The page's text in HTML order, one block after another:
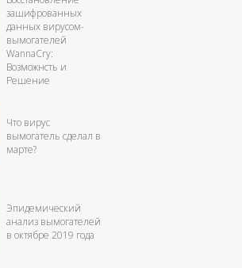
зашифрованных
данных вирусом-
вымогателей
WannaCry:
Возможнсть и
Решение
Что вирус
вымогатель сделал в
марте?
Эпидемический
анализ вымогателей
в октябре 2019 года